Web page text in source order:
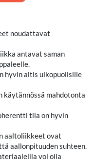
noudattavat
antavat saman
hyvin altis ulkopuolisille
käytännössä mahdotonta
tila on hyvin
aaltoliikkeet ovat
aallonpituuden suhteen.
voi olla